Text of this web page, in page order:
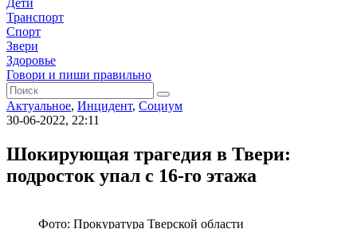
Дети
Транспорт
Спорт
Звери
Здоровье
Говори и пиши правильно
Актуальное, Инцидент, Социум
30-06-2022, 22:11
Шокирующая трагедия в Твери:
подросток упал с 16-го этажа
Фото: Прокуратура Тверской области